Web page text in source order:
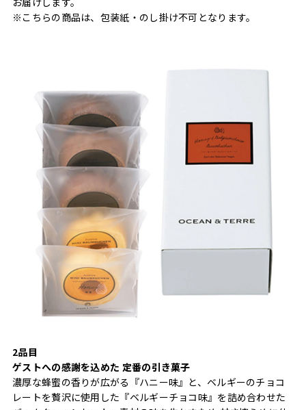
※こちらの商品は、包装紙・のし掛け不可となります。
2品目
ゲストへの感謝を込めた 定番の引き菓子
濃厚な蜂蜜の香りが広がる『ハニー味』と、ベルギーのチョコ
レートを贅沢に使用した『ベルギーチョコ味』を詰め合わせた